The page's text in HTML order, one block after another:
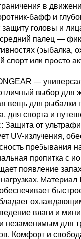
в
бафф и
защиту головы и
палец —
(рыбалка,
спорт или просто
—
выбор для
вещь для рыбалки
для спорта и
Защита от
UV-излучения,
пребывания
пропитка с
появление
Материал
влаги и
незаменимым для
Комфорт и